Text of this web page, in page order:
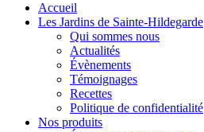
Accueil
Les Jardins de Sainte-Hildegarde
Qui sommes nous
Actualités
Évènements
Témoignages
Recettes
Politique de confidentialité
Nos produits